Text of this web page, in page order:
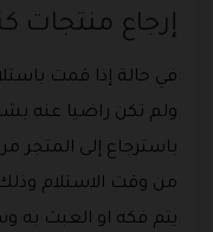
إرجاع منتجات
في حالة إذا قمت
ولم تكن راضيا عنه
باسترجاع إلى المتجر
من وقت الاستلام
يتم فكه او العبث به